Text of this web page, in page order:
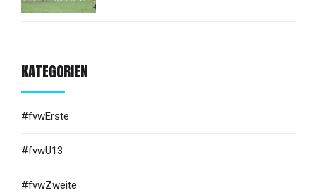
KATEGORIEN
#fvwErste
#fvwU13
#fvwZweite